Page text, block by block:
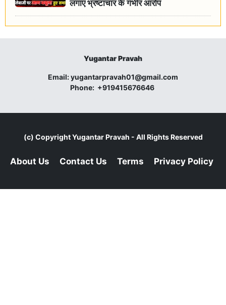
लगाए भ्रष्टाचार के गंभीर आरोप
Yugantar Pravah
Email:yugantarpravah01@gmail.com
Phone: +919415676646
(c) CopyrightYugantar Pravah - All Rights Reserved
About Us Contact Us Terms Privacy Policy